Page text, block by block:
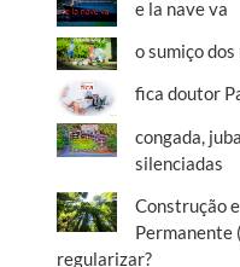
e la nave va
o sumiço
fica doutor
congada,
silenciadas
Construção
Permanente
regularizar?